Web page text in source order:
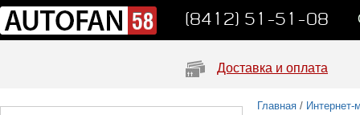
(8412) 51-51-08
Доставка и оплата
Главная / Интернет-